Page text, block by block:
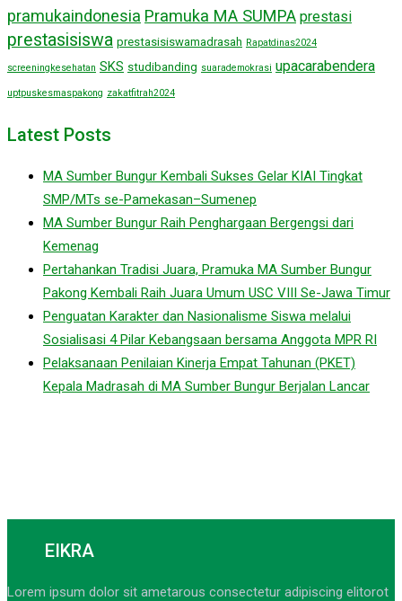
pramukaindonesia Pramuka MA SUMPA prestasi
prestasisiswa prestasisiswamadrasah Rapatdinas2024
screeningkesehatan SKS studibanding suarademokrasi upacarabendera
uptpuskesmaspakong zakatfitrah2024
Latest Posts
MA Sumber Bungur Kembali Sukses Gelar KIAI Tingkat
SMP/MTs se-Pamekasan–Sumenep
MA Sumber Bungur Raih Penghargaan Bergengsi dari
Kemenag
Pertahankan Tradisi Juara, Pramuka MA Sumber Bungur
Pakong Kembali Raih Juara Umum USC VIII Se-Jawa Timur
Penguatan Karakter dan Nasionalisme Siswa melalui
Sosialisasi 4 Pilar Kebangsaan bersama Anggota MPR RI
Pelaksanaan Penilaian Kinerja Empat Tahunan (PKET)
Kepala Madrasah di MA Sumber Bungur Berjalan Lancar
EIKRA
Lorem ipsum dolor sit ametarous consectetur adipiscing elitorot